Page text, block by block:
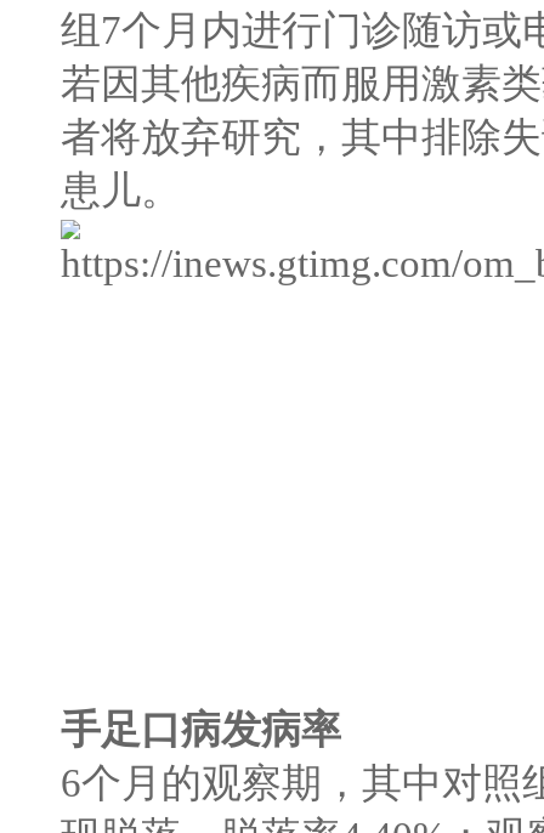
组 7个月内进行门诊随访或
若因其他疾病而服用激素
者将放弃研究，其中排除
患儿。
手足口病发病率
6个月的观察期，其中对照